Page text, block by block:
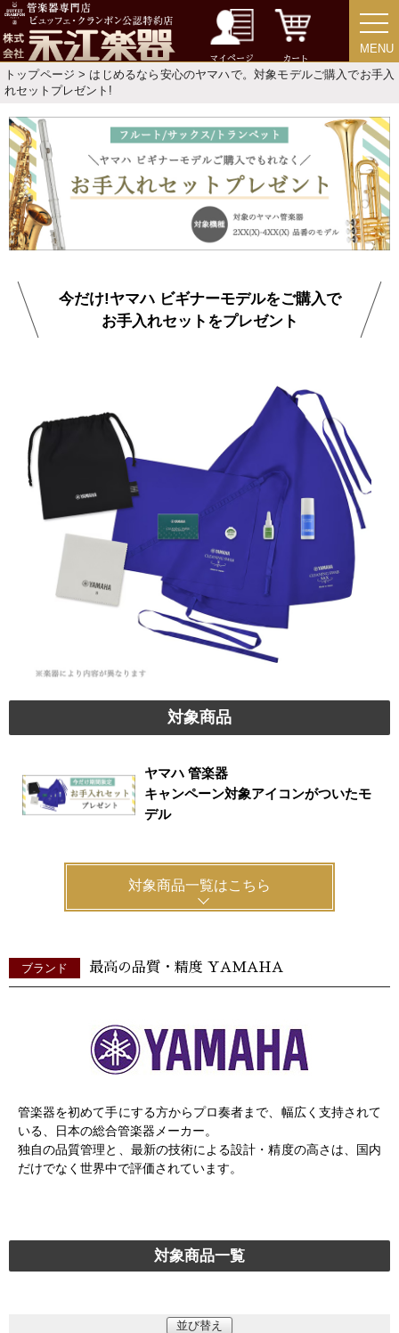
マイページ カート
MENU
MENU
トップページ > はじめるなら安心のヤマハで。対象モデルご購入でお手入
れセットプレゼント!
今だけ!ヤマハ ビギナーモデルをご購入で
お手入れセットをプレゼント
対象商品
ヤマハ 管楽器
キャンペーン対象アイコンがついたモ
デル
対象商品一覧はこちら
ブランド 最高の品質・精度 YAMAHA
管楽器を初めて手にする方からプロ奏者まで、幅広く支持されて
いる、日本の総合管楽器メーカー。
独自の品質管理と、最新の技術による設計・精度の高さは、国内
だけでなく世界中で評価されています。
対象商品一覧
並び替え